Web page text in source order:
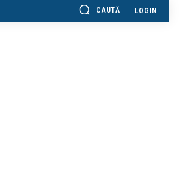
CAUTĂ LOGIN